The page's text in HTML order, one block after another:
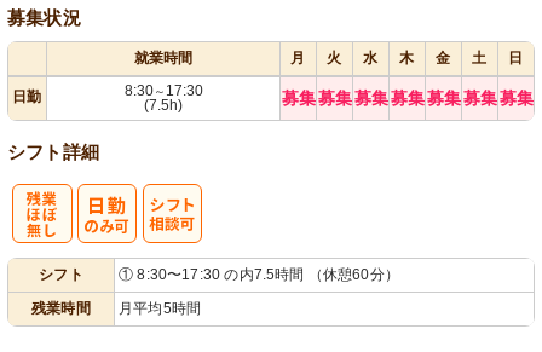
募集状況
就業時間 月 火 水 木 金 土 日
日勤 8:30～ 17:30
(7.5h)
募集募集募集募集募集募集募集
シフト詳細
シフト
① 8:30〜17:30 の内7.5時間 （休憩60分）
残業時間
月平均5時間